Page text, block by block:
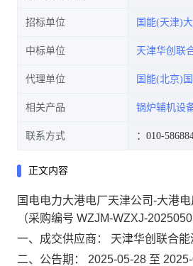
招标单位 国能(天津)
中标单位 天津华创联
代理单位 国能(北京)
相关产品 锅炉辅机设
联系方式 ：010-
正文内容
国电电力大港电厂天津公司-大港
（采购编号 WZJM-WZXJ-
一、成交供应商：
天津华创联合
二、公告期：
2025-05-28 至